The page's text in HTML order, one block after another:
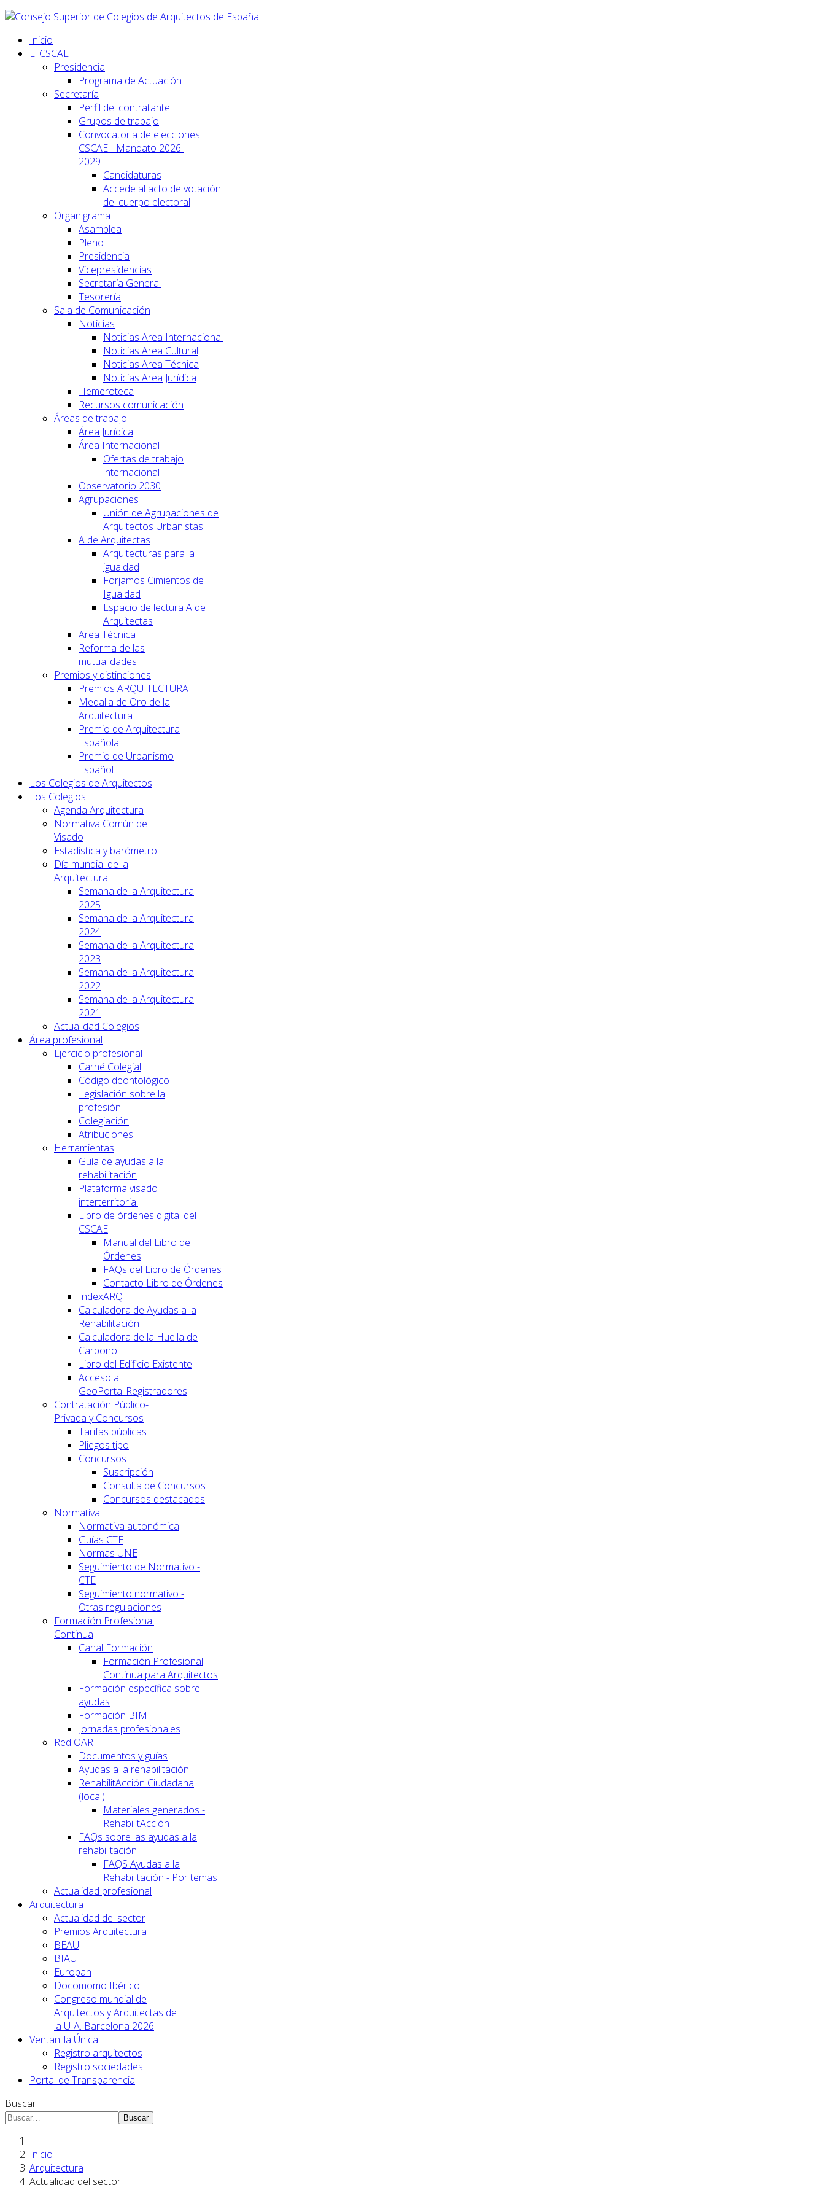
Inicio
El CSCAE
Presidencia
Programa de Actuación
Secretaría
Perfil del contratante
Grupos de trabajo
Convocatoria de elecciones
CSCAE - Mandato 2026-
2029
Candidaturas
Accede al acto de votación
del cuerpo electoral
Organigrama
Asamblea
Pleno
Presidencia
Vicepresidencias
Secretaría General
Tesorería
Sala de Comunicación
Noticias
Noticias Area Internacional
Noticias Area Cultural
Noticias Area Técnica
Noticias Area Jurídica
Hemeroteca
Recursos comunicación
Áreas de trabajo
Área Jurídica
Área Internacional
Ofertas de trabajo
internacional
Observatorio 2030
Agrupaciones
Unión de Agrupaciones de
Arquitectos Urbanistas
A de Arquitectas
Arquitecturas para la
igualdad
Forjamos Cimientos de
Igualdad
Espacio de lectura A de
Arquitectas
Area Técnica
Reforma de las
mutualidades
Premios y distinciones
Premios ARQUITECTURA
Medalla de Oro de la
Arquitectura
Premio de Arquitectura
Española
Premio de Urbanismo
Español
Los Colegios de Arquitectos
Los Colegios
Agenda Arquitectura
Normativa Común de
Visado
Estadística y barómetro
Día mundial de la
Arquitectura
Semana de la Arquitectura
2025
Semana de la Arquitectura
2024
Semana de la Arquitectura
2023
Semana de la Arquitectura
2022
Semana de la Arquitectura
2021
Actualidad Colegios
Área profesional
Ejercicio profesional
Carné Colegial
Código deontológico
Legislación sobre la
profesión
Colegiación
Atribuciones
Herramientas
Guía de ayudas a la
rehabilitación
Plataforma visado
interterritorial
Libro de órdenes digital del
CSCAE
Manual del Libro de
Órdenes
FAQs del Libro de Órdenes
Contacto Libro de Órdenes
IndexARQ
Calculadora de Ayudas a la
Rehabilitación
Calculadora de la Huella de
Carbono
Libro del Edificio Existente
Acceso a
GeoPortal.Registradores
Contratación Público-
Privada y Concursos
Tarifas públicas
Pliegos tipo
Concursos
Suscripción
Consulta de Concursos
Concursos destacados
Normativa
Normativa autonómica
Guías CTE
Normas UNE
Seguimiento de Normativo -
CTE
Seguimiento normativo -
Otras regulaciones
Formación Profesional
Continua
Canal Formación
Formación Profesional
Continua para Arquitectos
Formación específica sobre
ayudas
Formación BIM
Jornadas profesionales
Red OAR
Documentos y guías
Ayudas a la rehabilitación
RehabilitAcción Ciudadana
(local)
Materiales generados -
RehabilitAcción
FAQs sobre las ayudas a la
rehabilitación
FAQS Ayudas a la
Rehabilitación - Por temas
Actualidad profesional
Arquitectura
Actualidad del sector
Premios Arquitectura
BEAU
BIAU
Europan
Docomomo Ibérico
Congreso mundial de
Arquitectos y Arquitectas de
la UIA. Barcelona 2026
Ventanilla Única
Registro arquitectos
Registro sociedades
Portal de Transparencia
Buscar
Buscar
Inicio
Arquitectura
Actualidad del sector